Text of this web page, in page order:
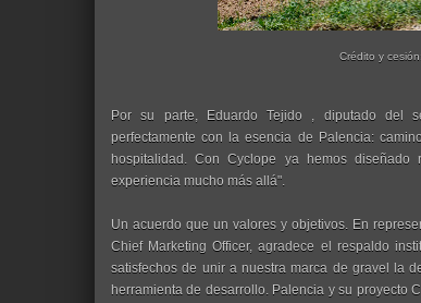
Crédito y
Por su parte, Eduardo Tejido , diputado del
perfectamente con la esencia de Palencia:
hospitalidad. Con Cyclope ya hemos
experiencia mucho más allá".
Un acuerdo que un valores y objetivos. En
Chief Marketing Officer, agradece el respaldo
satisfechos de unir a nuestra marca de gravel la
herramienta de desarrollo. Palencia y su proyecto